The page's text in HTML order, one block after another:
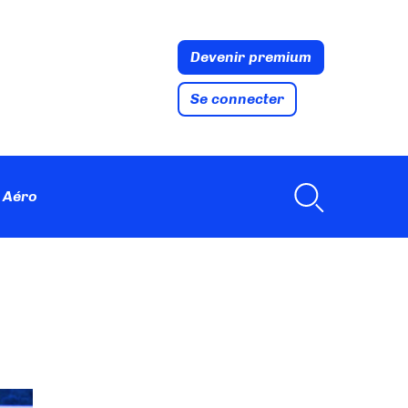
Devenir premium
Se connecter